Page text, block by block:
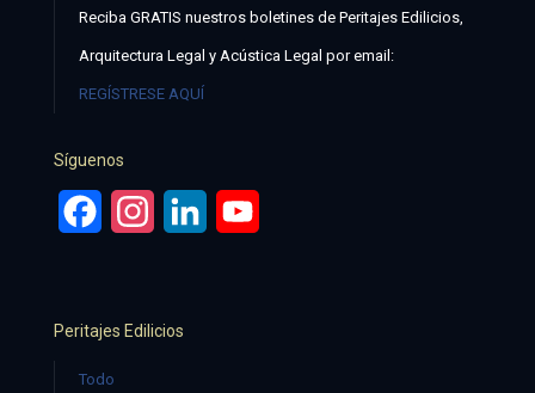
Reciba GRATIS nuestros boletines de Peritajes Edilicios,
Arquitectura Legal y Acústica Legal por email:
REGÍSTRESE AQUÍ
Síguenos
FacebookInstagramLinkedIn
Peritajes Edilicios
Todo